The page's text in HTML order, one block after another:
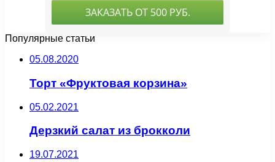
Популярные статьи
05.08.2020
Торт «Фруктовая корзина»
05.02.2021
Дерзкий салат из брокколи
19.07.2021